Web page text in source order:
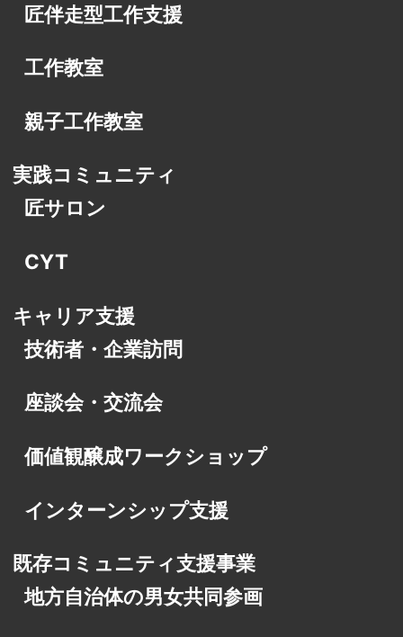
匠伴走型工作支援
工作教室
親子工作教室
実践コミュニティ
匠サロン
CYT
キャリア支援
技術者・企業訪問
座談会・交流会
価値観醸成ワークショップ
インターンシップ支援
既存コミュニティ支援事業
地方自治体の男女共同参画